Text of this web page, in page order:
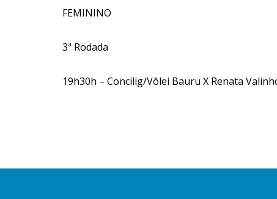
FEMININO
3ª Rodada
19h30h – Concilig/Vôlei Bauru X Renata